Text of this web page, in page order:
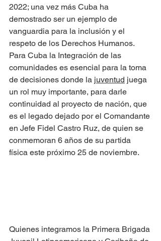
2022; una vez más Cuba ha
demostrado ser un ejemplo de
vanguardia para la inclusión y el
respeto de los Derechos Humanos.
Para Cuba la Integración de las
comunidades es esencial para la toma
de decisiones donde la juventud juega
un rol muy importante, para darle
continuidad al proyecto de nación, que
es el legado dejado por el Comandante
en Jefe Fidel Castro Ruz, de quien se
conmemoran 6 años de su partida
física este próximo 25 de noviembre.
Quienes integramos la Primera Brigada